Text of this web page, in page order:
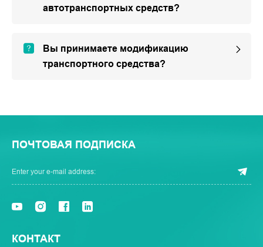
автотранспортных средств?
Вы принимаете модификацию
транспортного средства?
ПОЧТОВАЯ ПОДПИСКА
КОНТАКТ